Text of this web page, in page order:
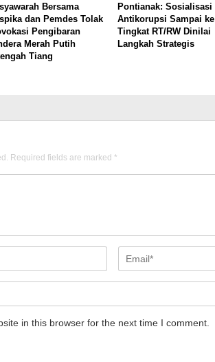
Bersama
dan Pemdes Tolak
Pengibaran
Merah Putih
Tiang
Pontianak: Sosialisasi
Antikorupsi Sampai ke
Tingkat RT/RW Dinilai
Langkah Strategis
Required fields are marked *
in this browser for the next time I comment.